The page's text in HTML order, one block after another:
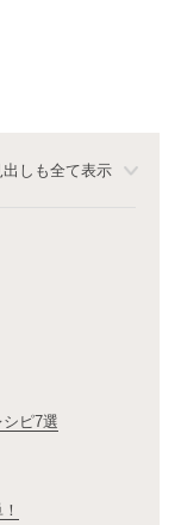
出しも全て表示
ピ7選